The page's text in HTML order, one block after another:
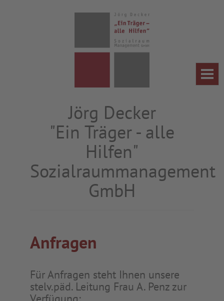
Jörg Decker
"Ein Träger - alle
Hilfen"
Sozialraummanagement
GmbH
Anfragen
Für Anfragen steht Ihnen unsere
stelv.päd. Leitung Frau A. Penz zur